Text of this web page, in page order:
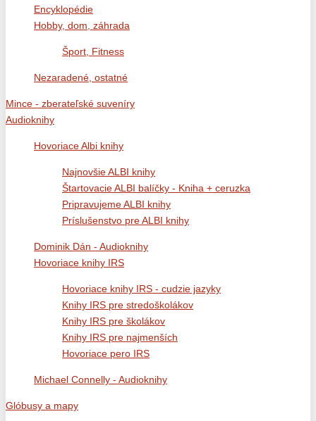
Encyklopédie
Hobby, dom, záhrada
Šport, Fitness
Nezaradené, ostatné
Mince - zberateľské suveníry
Audioknihy
Hovoriace Albi knihy
Najnovšie ALBI knihy
Štartovacie ALBI balíčky - Kniha + ceruzka
Pripravujeme ALBI knihy
Príslušenstvo pre ALBI knihy
Dominik Dán - Audioknihy
Hovoriace knihy IRS
Hovoriace knihy IRS - cudzie jazyky
Knihy IRS pre stredoškolákov
Knihy IRS pre školákov
Knihy IRS pre najmenších
Hovoriace pero IRS
Michael Connelly - Audioknihy
Glóbusy a mapy